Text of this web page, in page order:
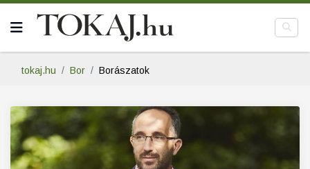
tokaj.hu Bor Borászatok